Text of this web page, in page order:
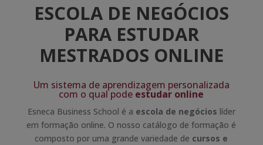
ESCOLA DE NEGÓCIOS
PARA ESTUDAR
MESTRADOS ONLINE
Um sistema de aprendizagem personalizada
com o qual pode estudar online
Esneca Business School é a escola de negócios líder
em formação online. O nosso catálogo de formação é
composto por uma grande variedade de cursos e